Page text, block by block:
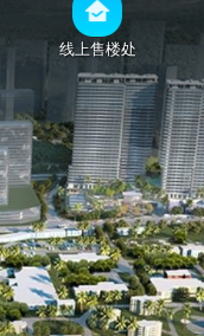
线上售楼处